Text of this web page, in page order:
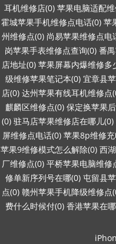
耳机维修店(0) 苹果电脑适配
霍城苹果手机维修点电话(0) 苹
州维修点(0) 尚易苹果维修点电
岗苹果手表维修点查询(0) 番
店地址(0) 苹果屏幕内爆维修多
级维修苹果笔记本(0) 宜章县
店(0) 达州苹果有线耳机维修点
麒麟区维修点(0) 保定换苹果
(0) 驻马店苹果维修店在哪儿(0)
屏维修点电话(0) 苹果8p维修
苹果9维修模式怎么解除(0) 西
厂维修点(0) 平桥苹果电脑维修
修单新序列号在哪(0) 屯留县
点(0) 赣州苹果手机降级维修点
费什么时候付(0) 香港苹果在